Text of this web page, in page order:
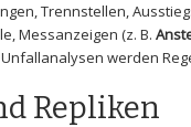
Trennstellen,
Messanzeigen (z. B.
Unfallanalysen werden
Repliken